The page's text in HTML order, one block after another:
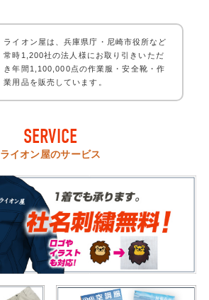
ライオン屋は、兵庫県庁・尼崎市役所など
常時1,200社の法人様にお取り引きいただ
き年間1,100,000点の作業服・安全靴・作
業用品を販売しています。
SERVICE
ライオン屋のサービス